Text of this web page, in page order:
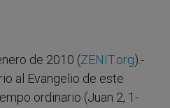
de 2010 (ZENIT.org).-
al Evangelio de este
ordinario (Juan 2, 1-